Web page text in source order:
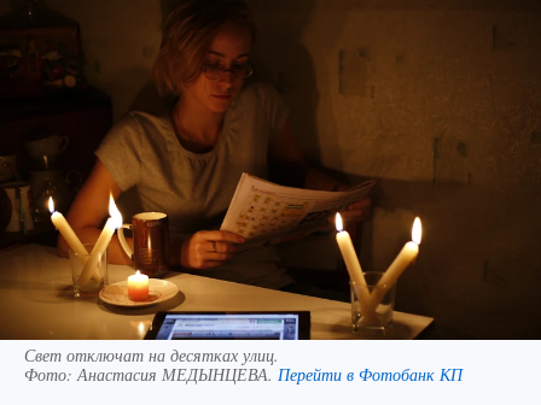
Свет отключат на десятках улиц.
Фото:Анастасия МЕДЫНЦЕВА. Перейти в Фотобанк КП